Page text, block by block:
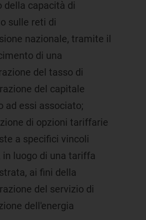
della capacità di
sulle reti di
nazionale, tramite il
di una
del tasso di
del capitale
ad essi associato;
di opzioni tariffarie
a specifici vincoli
luogo di una tariffa
ai fini della
del servizio di
dell'energia